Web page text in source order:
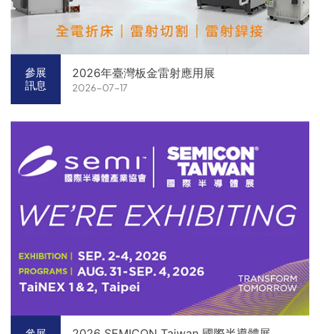
參展
訊息
2026年臺灣板金雷射應用展
2026-07-17